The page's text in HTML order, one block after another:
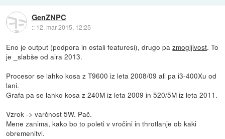
GenZNPC
:: 12. mar 2015, 12:25
Eno je output (podpora in ostali featuresi), drugo pazmogljivost. To
je _slabše od aira 2013.
Procesor se lahko kosa z T9600 iz leta 2008/09 ali pa i3-400Xu od
lani.
Grafa pa se lahko kosa z 240M iz leta 2009 in 520/5M iz leta 2011.
Vzrok -> varčnost 5W. Pač.
Mene zanima, kako bo to poleti v vročini in throtlanje ob kaki
obremenitvi.